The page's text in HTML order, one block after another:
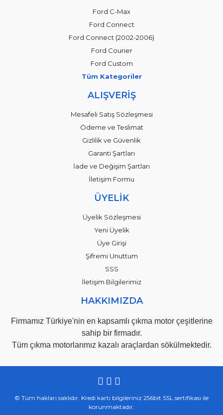
Ford C-Max
Ford Connect
Ford Connect (2002-2006)
Ford Courier
Ford Custom
Tüm Kategoriler
ALIŞVERİŞ
Mesafeli Satış Sözleşmesi
Ödeme ve Teslimat
Gizlilik ve Güvenlik
Garanti Şartları
İade ve Değişim Şartları
İletişim Formu
ÜYELİK
Üyelik Sözleşmesi
Yeni Üyelik
Üye Girişi
Şifremi Unuttum
SSS
İletişim Bilgilerimiz
HAKKIMIZDA
Firmamız Türkiye'nin en kapsamlı çıkma motor çeşitlerine
sahip bir firmadır.
Tüm çıkma motorlarımız kazalı araçlardan sökülmektedir.
© Tüm hakları saklıdır. Kredi kartı bilgileriniz 256bit SSL sertifikası ile
korunmaktadır.